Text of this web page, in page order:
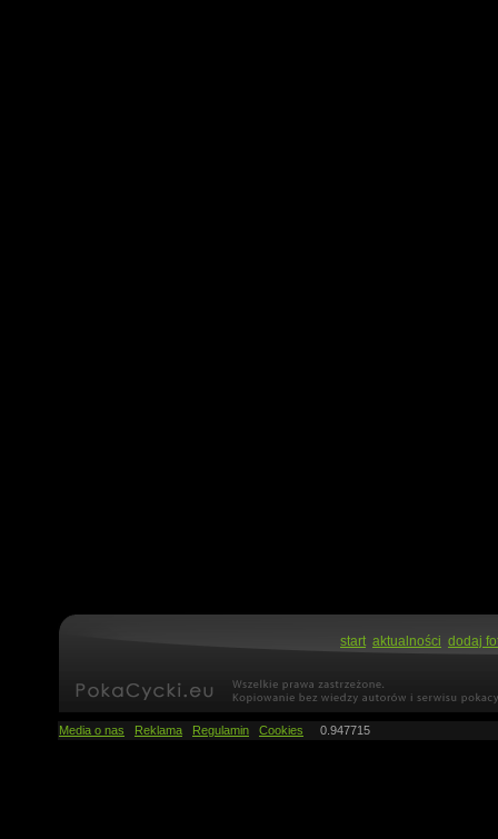
start aktualności dodaj
Media o nas Reklama Regulamin Cookies 0.947715